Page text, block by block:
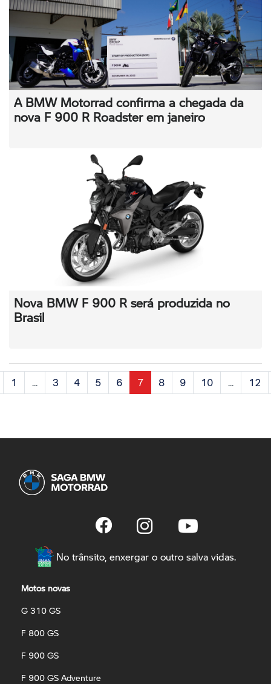
A BMW Motorrad confirma a chegada da
nova F 900 R Roadster em janeiro
Nova BMW F 900 R será produzida no
Brasil
1 ... 3 4 5 6 7 8 9 10 ... 12
No trânsito, enxergar o outro salva vidas.
Motos novas
G 310 GS
F 800 GS
F 900 GS
F 900 GS Adventure